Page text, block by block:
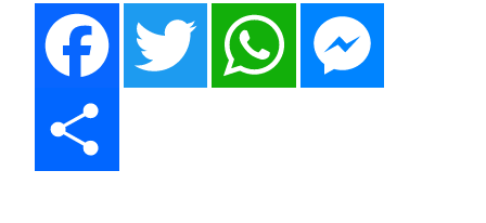
Twitter WhatsApp